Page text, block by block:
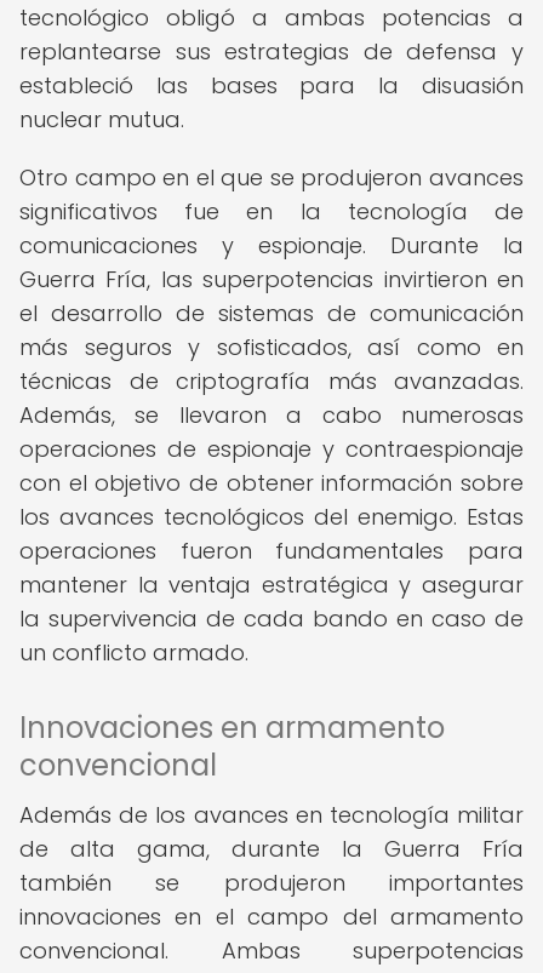
tecnológico obligó a ambas potencias a
replantearse sus estrategias de defensa y
estableció las bases para la disuasión
nuclear mutua.
Otro campo en el que se produjeron avances
significativos fue en la tecnología de
comunicaciones y espionaje. Durante la
Guerra Fría, las superpotencias invirtieron en
el desarrollo de sistemas de comunicación
más seguros y sofisticados, así como en
técnicas de criptografía más avanzadas.
Además, se llevaron a cabo numerosas
operaciones de espionaje y contraespionaje
con el objetivo de obtener información sobre
los avances tecnológicos del enemigo. Estas
operaciones fueron fundamentales para
mantener la ventaja estratégica y asegurar
la supervivencia de cada bando en caso de
un conflicto armado.
Innovaciones en armamento
convencional
Además de los avances en tecnología militar
de alta gama, durante la Guerra Fría
también se produjeron importantes
innovaciones en el campo del armamento
convencional. Ambas superpotencias